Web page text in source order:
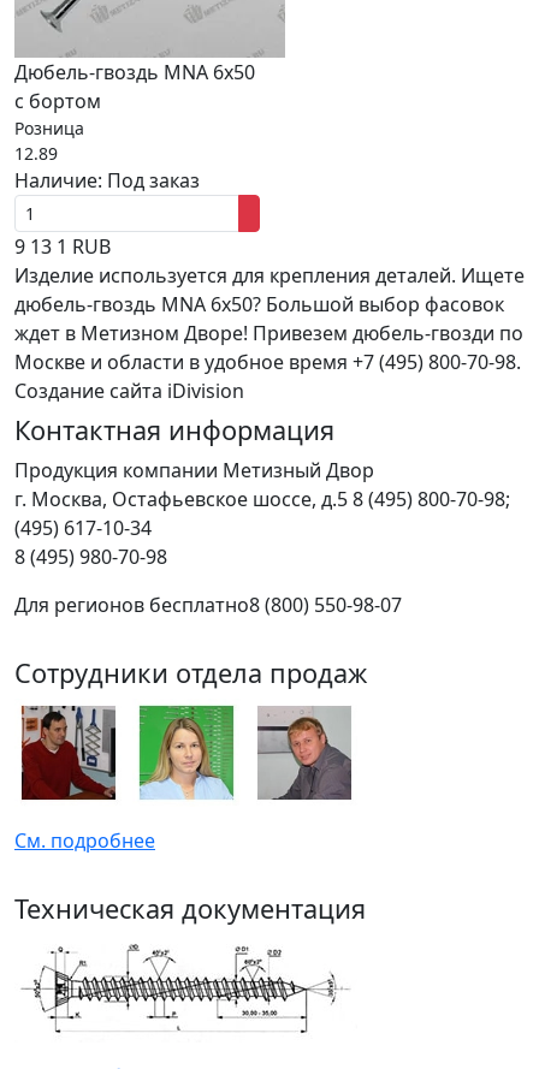
Дюбель-гвоздь MNA 6х50
с бортом
Розница
12.89
Наличие: Под заказ
9 13 1 RUB
Изделие используется для крепления деталей. Ищете
дюбель-гвоздь MNA 6х50? Большой выбор фасовок
ждет в Метизном Дворе! Привезем дюбель-гвозди по
Москве и области в удобное время +7 (495) 800-70-98.
Создание сайта iDivision
Контактная информация
Продукция компании Метизный Двор
г. Москва, Остафьевское шоссе, д.58 (495) 800-70-98;
(495) 617-10-34
8 (495) 980-70-98
Для регионов бесплатно8 (800) 550-98-07
Сотрудники отдела продаж
См. подробнее
Техническая документация